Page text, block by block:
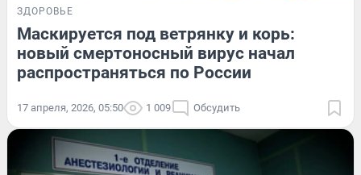
ЗДОРОВЬЕ
Маскируется под ветрянку и корь:
новый смертоносный вирус начал
распространяться по России
17 апреля, 2026, 05:50 1 009 Обсудить